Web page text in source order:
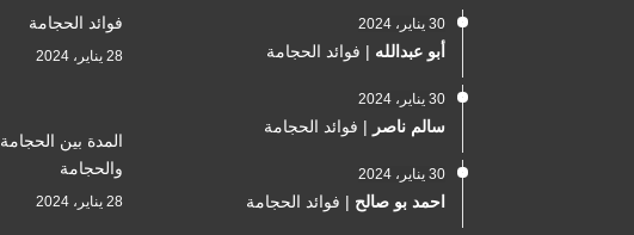
30 يناير، 2024
أبو عبدالله | فوائد الحجامة
30 يناير، 2024
سالم ناصر | فوائد الحجامة
30 يناير، 2024
احمد بو صالح | فوائد الحجامة
فوائد الحجامة
28 يناير، 2024
المدة بين الحجامة
والحجامة
28 يناير، 2024